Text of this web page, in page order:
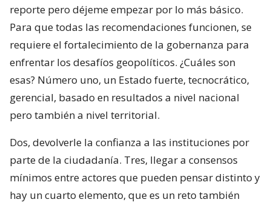
reporte pero déjeme empezar por lo más básico.
Para que todas las recomendaciones funcionen, se
requiere el fortalecimiento de la gobernanza para
enfrentar los desafíos geopolíticos. ¿Cuáles son
esas? Número uno, un Estado fuerte, tecnocrático,
gerencial, basado en resultados a nivel nacional
pero también a nivel territorial.
Dos, devolverle la confianza a las instituciones por
parte de la ciudadanía. Tres, llegar a consensos
mínimos entre actores que pueden pensar distinto y
hay un cuarto elemento, que es un reto también